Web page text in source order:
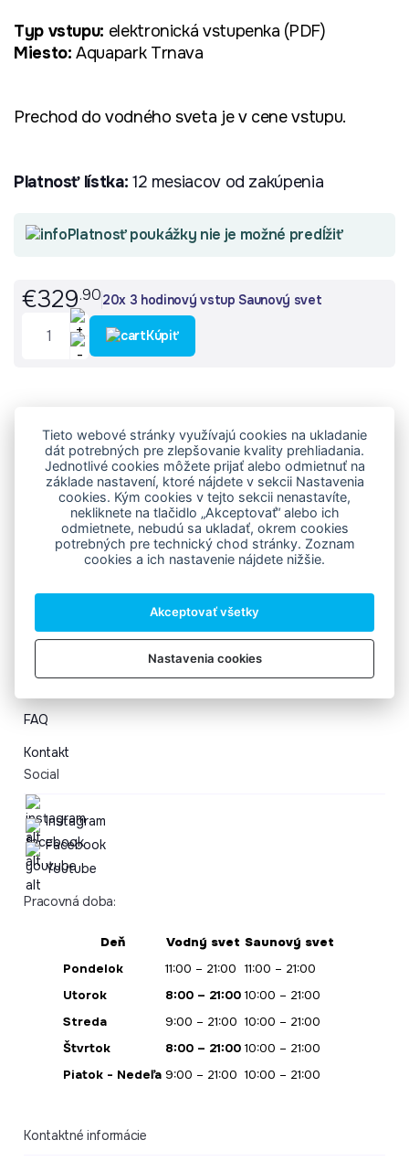
Typ vstupu: elektronická vstupenka (PDF)
Miesto: Aquapark Trnava
Prechod do vodného sveta je v cene vstupu.
Platnosť lístka: 12 mesiacov od zakúpenia
Platnosť poukážky nie je možné predĺžiť
€329.9020x 3 hodinový vstup Saunový svet
Kúpiť
Navigácia
Vstupenky
Novinky
FAQ
Kontakt
Kontaktné informácie
Social
Instagram
Facebook
Youtube
Pracovná doba:
Deň Vodný svet Saunový svet
Pondelok
11:00 – 21:00
11:00 – 21:00
Utorok
8:00 – 21:00 10:00 – 21:00
Streda
9:00 – 21:00 10:00 – 21:00
Štvrtok
8:00 – 21:00 10:00 – 21:00
Piatok - Nedeľa 9:00 – 21:00 10:00 – 21:00
Tieto webové stránky využívajú cookies na ukladanie
dát potrebných pre zlepšovanie kvality prehliadania.
Jednotlivé cookies môžete prijať alebo odmietnuť na
základe nastavení, ktoré nájdete v sekcii Nastavenia
cookies. Kým cookies v tejto sekcii nenastavíte,
nekliknete na tlačidlo „Akceptovať“ alebo ich
odmietnete, nebudú sa ukladať, okrem cookies
potrebných pre technický chod stránky. Zoznam
cookies a ich nastavenie nájdete nižšie.
Akceptovať všetky
Nastavenia cookies